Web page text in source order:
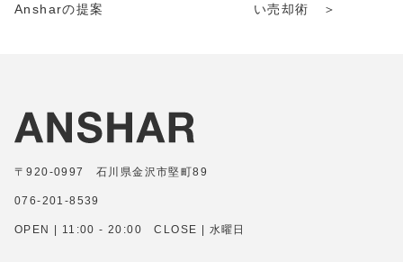
Ansharの提案
い売却術 ＞
〒920-0997 石川県金沢市堅町89
076-201-8539
OPEN | 11:00 - 20:00 CLOSE | 水曜日